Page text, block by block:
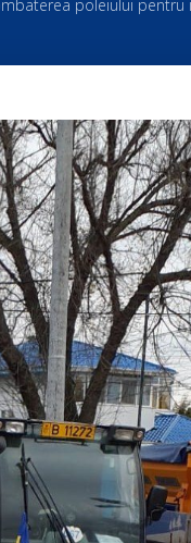
poleiului pentru